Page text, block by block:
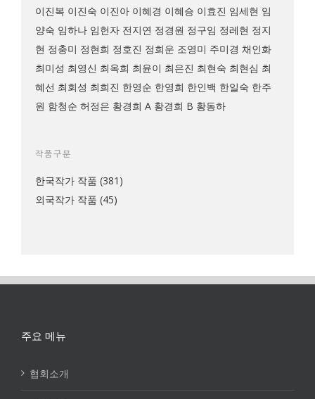
이진복 이진숙 이진아 이혜경 이혜승 이효진 임세현 임
양숙 임하나 임헌자 전지연 정경원 정구임 정레현 정지
현 정충미 정현희 정호진 정희운 조영미 주미경 채인화
최미성 최영신 최옥희 최윤이 최은진 최현숙 최현심 최
혜선 최회성 최희진 한영순 한영희 한인백 한일숙 한주
원 함청순 허정은 황경희 A 황경희 B 황동하
작품구분
한국작가 작품 (381)
외국작가 작품 (45)
주요 메뉴
협회소개